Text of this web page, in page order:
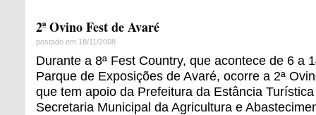
2ª Ovino Fest de Avaré
postado em 18/11/2008
Durante a 8ª Fest Country, que acontece de 6 a
Parque de Exposições de Avaré, ocorre a 2ª
que tem apoio da Prefeitura da Estância
Secretaria Municipal da Agricultura e